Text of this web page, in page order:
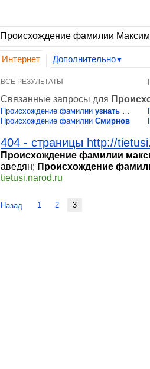
Интернет Дополнительно▼
ВСЕ РЕЗУЛЬТАТЫ
Связанные запросы для
Происхождение фамилии узнать
Происхождение фамилии Смирнов
404 - страницы http://
Происхождение фамилии
аведян; Происхождение
tietusi.narod.ru
Назад 1 2 3